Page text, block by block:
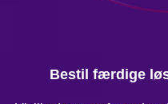
Bestil færdige